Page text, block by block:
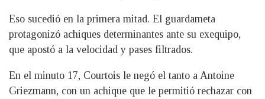
Eso sucedió en la primera mitad. El guardameta
protagonizó achiques determinantes ante su exequipo,
que apostó a la velocidad y pases filtrados.
En el minuto 17, Courtois le negó el tanto a Antoine
Griezmann, con un achique que le permitió rechazar con